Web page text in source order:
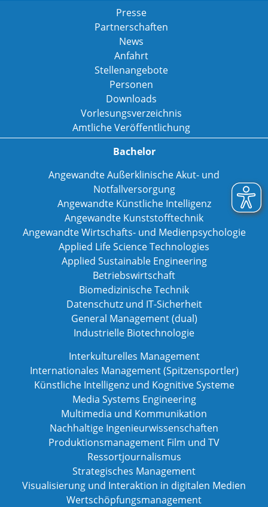
Presse
Partnerschaften
News
Anfahrt
Stellenangebote
Personen
Downloads
Vorlesungsverzeichnis
Amtliche Veröffentlichung
Bachelor
Angewandte Außerklinische Akut- und
Notfallversorgung
Angewandte Künstliche Intelligenz
Angewandte Kunststofftechnik
Angewandte Wirtschafts- und Medienpsychologie
Applied Life Science Technologies
Applied Sustainable Engineering
Betriebswirtschaft
Biomedizinische Technik
Datenschutz und IT-Sicherheit
General Management (dual)
Industrielle Biotechnologie
Interkulturelles Management
Internationales Management (Spitzensportler)
Künstliche Intelligenz und Kognitive Systeme
Media Systems Engineering
Multimedia und Kommunikation
Nachhaltige Ingenieurwissenschaften
Produktionsmanagement Film und TV
Ressortjournalismus
Strategisches Management
Visualisierung und Interaktion in digitalen Medien
Wertschöpfungsmanagement